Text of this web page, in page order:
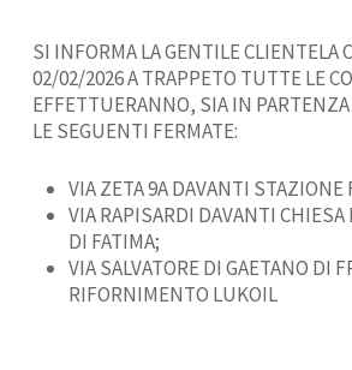
SI INFORMA LA GENTILE CLIENTELA
02/02/2026 A TRAPPETO TUTTE LE
EFFETTUERANNO, SIA IN
LE SEGUENTI FERMATE:
VIA ZETA 9A DAVANTI STAZIONE
VIA RAPISARDI DAVANTI
DI FATIMA;
VIA SALVATORE DI GAETANO DI
RIFORNIMENTO LUKOIL